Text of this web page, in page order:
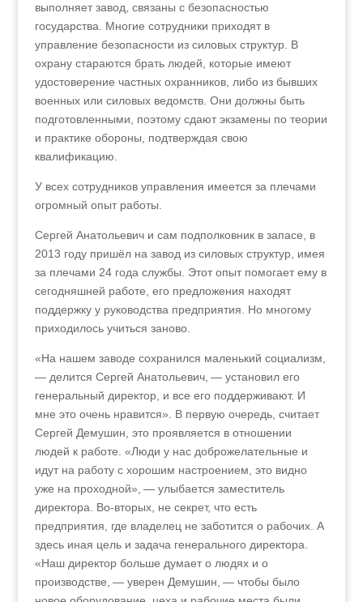
выполняет завод, связаны с безопасностью
государства. Многие сотрудники приходят в
управление безопасности из силовых структур. В
охрану стараются брать людей, которые имеют
удостоверение частных охранников, либо из бывших
военных или силовых ведомств. Они должны быть
подготовленными, поэтому сдают экзамены по теории
и практике обороны, подтверждая свою
квалификацию.
У всех сотрудников управления имеется за плечами
огромный опыт работы.
Сергей Анатольевич и сам подполковник в запасе, в
2013 году пришёл на завод из силовых структур, имея
за плечами 24 года службы. Этот опыт помогает ему в
сегодняшней работе, его предложения находят
поддержку у руководства предприятия. Но многому
приходилось учиться заново.
«На нашем заводе сохранился маленький социализм,
— делится Сергей Анатольевич, — установил его
генеральный директор, и все его поддерживают. И
мне это очень нравится». В первую очередь, считает
Сергей Демушин, это проявляется в отношении
людей к работе. «Люди у нас доброжелательные и
идут на работу с хорошим настроением, это видно
уже на проходной», — улыбается заместитель
директора. Во‑вторых, не секрет, что есть
предприятия, где владелец не заботится о рабочих. А
здесь иная цель и задача генерального директора.
«Наш директор больше думает о людях и о
производстве, — уверен Демушин, — чтобы было